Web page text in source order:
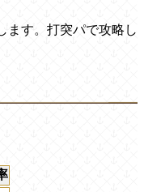
ます。打突パで攻略し